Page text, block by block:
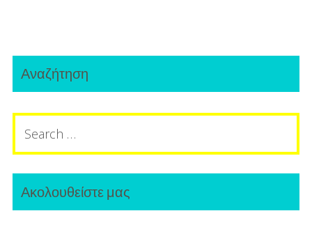
navigation
Primary
Sidebar
Αναζήτηση
Search
for:
Ακολουθείστε μας